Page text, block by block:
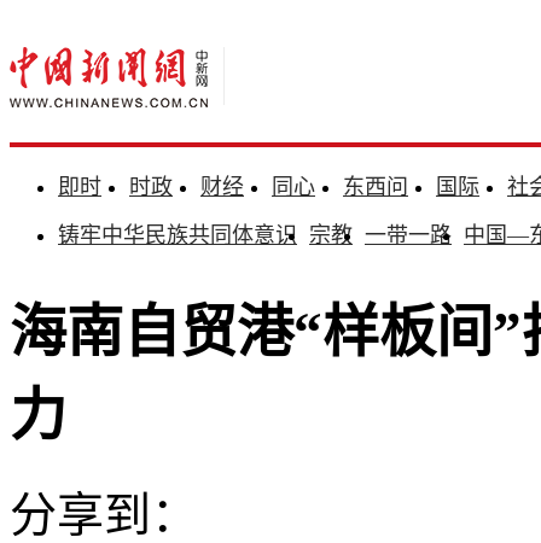
即时 时政 财经 同心 东西问 国际
社
铸牢中华民族共同体意识 宗教 一带一路 中国—
海南自贸港“样板间
力
分享到：